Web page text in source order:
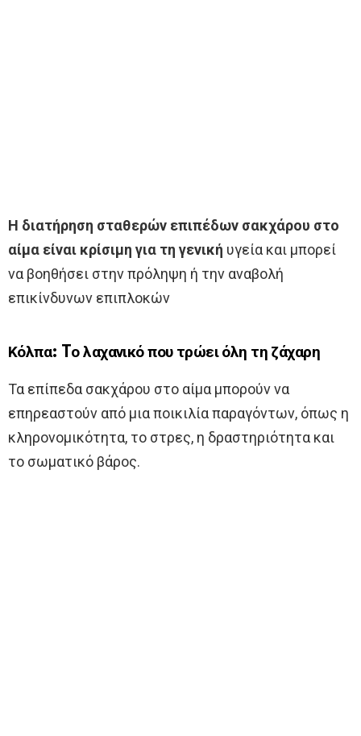
Η διατήρηση σταθερών επιπέδων σακχάρου στο
αίμα είναι κρίσιμη για τη γενική υγεία και μπορεί
να βοηθήσει στην πρόληψη ή την αναβολή
επικίνδυνων επιπλοκών
Κόλπα: Tο λαχανικό που τρώει όλη τη ζάχαρη
Τα επίπεδα σακχάρου στο αίμα μπορούν να
επηρεαστούν από μια ποικιλία παραγόντων, όπως η
κληρονομικότητα, το στρες, η δραστηριότητα και
το σωματικό βάρος.